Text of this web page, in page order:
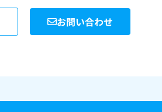
お問い合わせ